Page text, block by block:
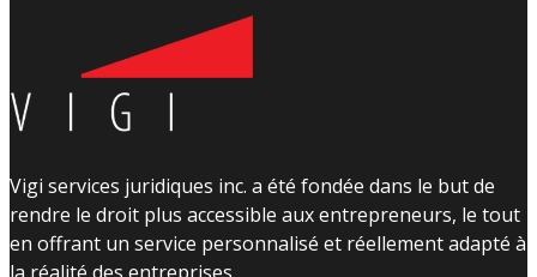
Vigi services juridiques inc. a été fondée dans le but de
rendre le droit plus accessible aux entrepreneurs, le tout
en offrant un service personnalisé et réellement adapté à